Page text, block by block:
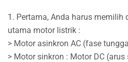
1. Pertama, Anda harus
utama motor listrik :
> Motor asinkron AC (fase
> Motor sinkron : Motor DC (arus